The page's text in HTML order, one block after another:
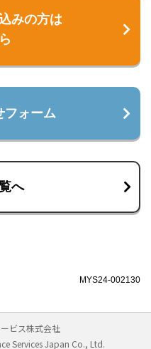
みの方は
フォーム
へ
MYS24-002130
ビス株式会社
Services Japan Co., Ltd.